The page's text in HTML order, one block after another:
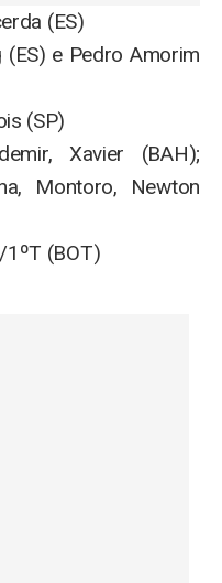
(ES)
(ES) e Pedro Amorim
(SP)
Xavier (BAH);
Montoro, Newton
1ºT (BOT)